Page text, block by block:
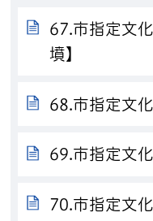
67.市指定文
墳】
68.市指定文
69.市指定文
70.市指定文